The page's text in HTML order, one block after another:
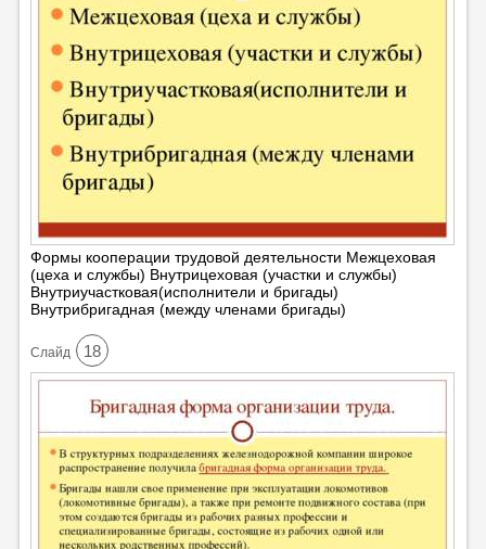
Формы кооперации трудовой деятельности Межцеховая
(цеха и службы) Внутрицеховая (участки и службы)
Внутриучастковая(исполнители и бригады)
Внутрибригадная (между членами бригады)
Cлайд 18